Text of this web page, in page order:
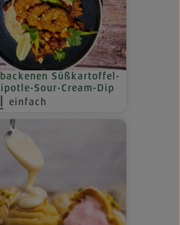
Süßkartoffel-
Sour-Cream-Dip
einfach